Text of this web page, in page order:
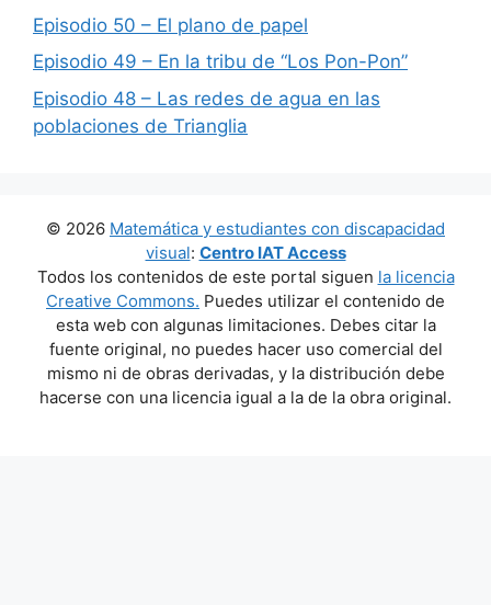
Episodio 50 – El plano de papel
Episodio 49 – En la tribu de “Los Pon-Pon”
Episodio 48 – Las redes de agua en las
poblaciones de Trianglia
© 2026 Matemática y estudiantes con discapacidad
visual: Centro IAT Access
Todos los contenidos de este portal siguen la licencia
Creative Commons. Puedes utilizar el contenido de
esta web con algunas limitaciones. Debes citar la
fuente original, no puedes hacer uso comercial del
mismo ni de obras derivadas, y la distribución debe
hacerse con una licencia igual a la de la obra original.